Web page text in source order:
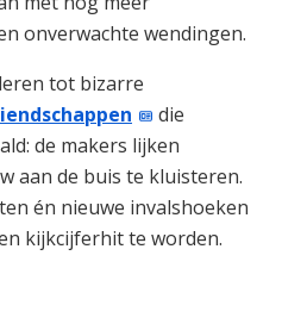
onverwachte wendingen.
tot bizarre
die
de makers lijken
aan de buis te kluisteren.
én nieuwe invalshoeken
kijkcijferhit te worden.